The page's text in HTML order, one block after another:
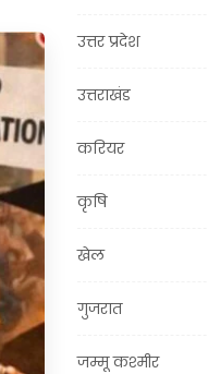
उत्तर प्रदेश
उत्तराखंड
करियर
कृषि
खेल
गुजरात
जम्मू कश्मीर